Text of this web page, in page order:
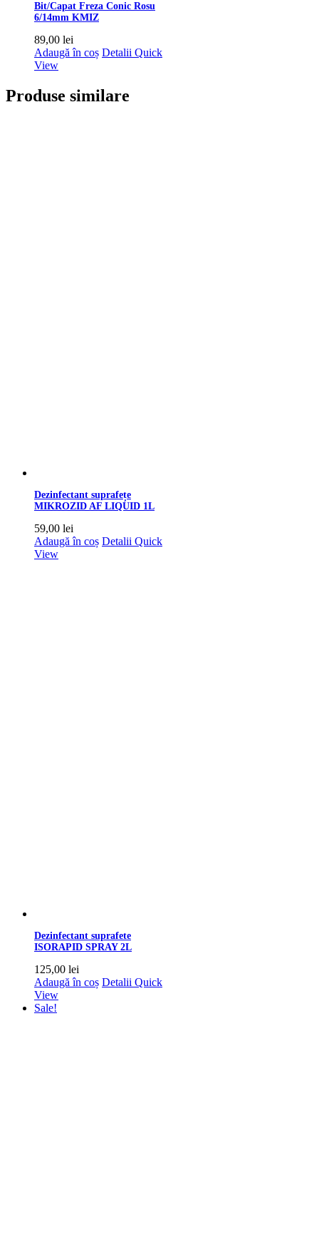
Bit/Capat Freza Conic Rosu
6/14mm KMIZ
89,00 lei
Adaugă în coș Detalii Quick
View
Produse similare
Dezinfectant suprafețe
MIKROZID AF LIQUID 1L
59,00 lei
Adaugă în coș Detalii Quick
View
Dezinfectant suprafete
ISORAPID SPRAY 2L
125,00 lei
Adaugă în coș Detalii Quick
View
Sale!